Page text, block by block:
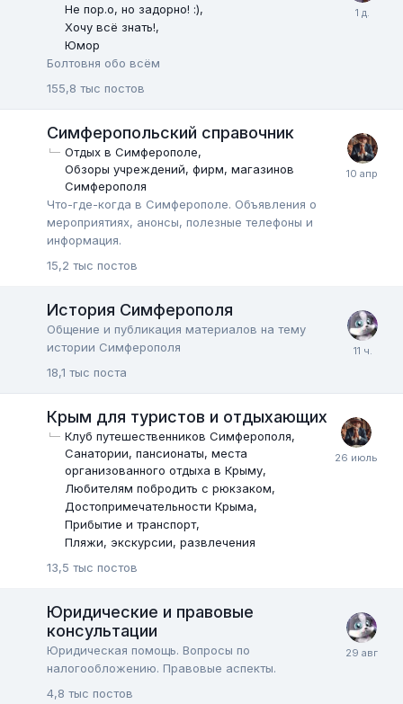
Не пор.о, но задорно! :)
Хочу всё знать!
Юмор
Болтовня обо всём
155,8 тыс постов
Симферопольский справочник
Отдых в Симферополе
Обзоры учреждений, фирм, магазинов
Симферополя
Что-где-когда в Симферополе. Объявления о
мероприятиях, анонсы, полезные телефоны и
информация.
15,2 тыс постов
История Симферополя
Общение и публикация материалов на тему
истории Симферополя
18,1 тыс поста
Крым для туристов и отдыхающих
Клуб путешественников Симферополя
Санатории, пансионаты, места
организованного отдыха в Крыму
Любителям побродить с рюкзаком
Достопримечательности Крыма
Прибытие и транспорт
Пляжи, экскурсии, развлечения
13,5 тыс постов
Юридические и правовые
консультации
Юридическая помощь. Вопросы по
налогообложению. Правовые аспекты.
4,8 тыс постов